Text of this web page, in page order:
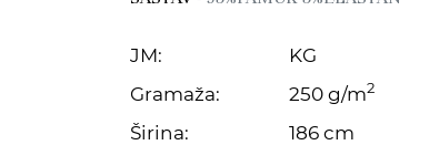
JM:
KG
Gramaža:
250 g/m2
Širina:
186 cm